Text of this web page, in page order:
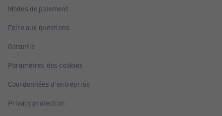
Modes de paiement
Foire aux questions
Garantie
Paramètres des cookies
Coordonnées d'entreprise
Privacy protection